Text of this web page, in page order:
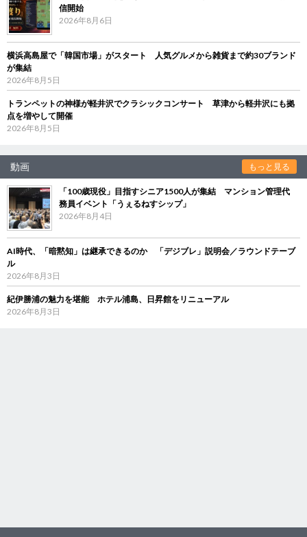
信開始
2026年8月6日
横浜高島屋で「韓国市場」がスタート 人気グルメから雑貨まで約30ブランド
が集結
2026年8月5日
トランペットの神様が軽井沢でクラシックコンサート 草津から軽井沢にも拠
点を増やして開催
2026年8月5日
動画 もっと見る
「100歳現役」目指すシニア1500人が集結 マンション管理代
務員イベント「うぇるねすシップ」
2026年8月4日
AI時代、「暗黙知」は継承できるのか 「デジブレ」説明会／ラウンドテーブ
ル
2026年8月3日
紀伊勝浦の魅力を堪能 ホテル浦島、日昇館をリニューアル
2026年8月3日